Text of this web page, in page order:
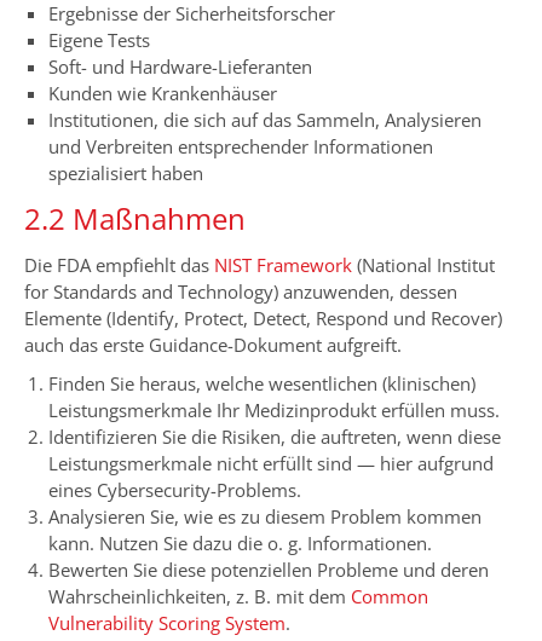
Ergebnisse der Sicherheitsforscher
Eigene Tests
Soft- und Hardware-Lieferanten
Kunden wie Krankenhäuser
Institutionen, die sich auf das Sammeln, Analysieren
und Verbreiten entsprechender Informationen
spezialisiert haben
2.2 Maßnahmen
Die FDA empfiehlt das NIST Framework (National Institut
for Standards and Technology) anzuwenden, dessen
Elemente (Identify, Protect, Detect, Respond und Recover)
auch das erste Guidance-Dokument aufgreift.
Finden Sie heraus, welche wesentlichen (klinischen)
Leistungsmerkmale Ihr Medizinprodukt erfüllen muss.
Identifizieren Sie die Risiken, die auftreten, wenn diese
Leistungsmerkmale nicht erfüllt sind — hier aufgrund
eines Cybersecurity-Problems.
Analysieren Sie, wie es zu diesem Problem kommen
kann. Nutzen Sie dazu die o. g. Informationen.
Bewerten Sie diese potenziellen Probleme und deren
Wahrscheinlichkeiten, z. B. mit dem Common
Vulnerability Scoring System.